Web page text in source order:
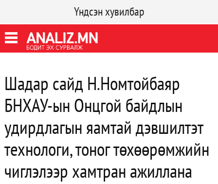
Үндсэн хувилбар
Шадар сайд Н.Номтойбаяр
БНХАУ-ын Онцгой байдлын
удирдлагын яамтай дэвшилтэт
технологи, тоног төхөөрөмжийн
чиглэлээр хамтран ажиллана